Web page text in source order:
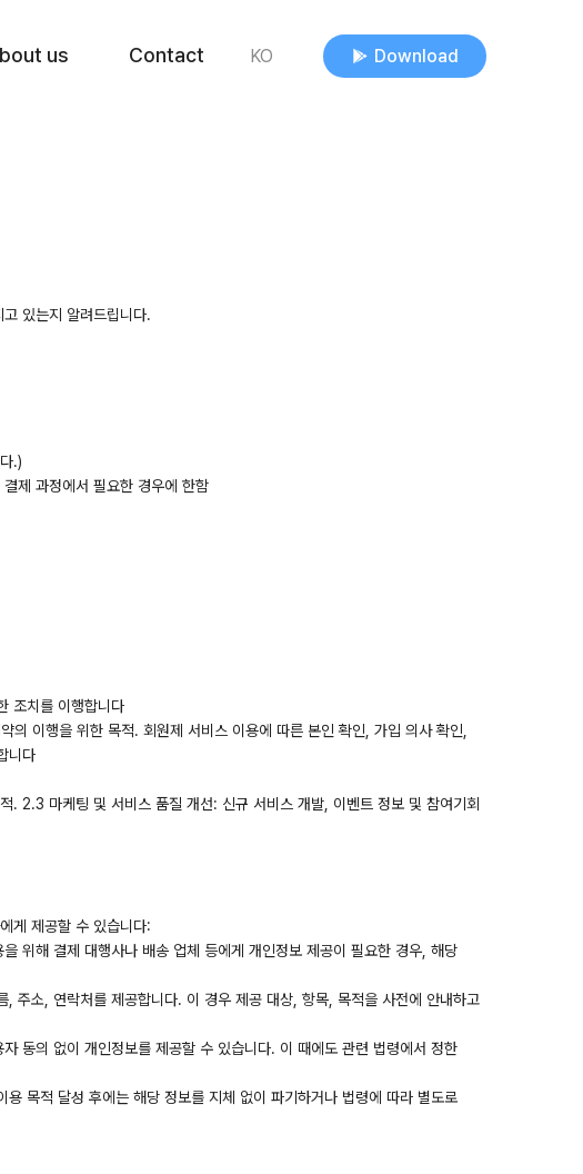
us Contact KO Download
있는지 알려드립니다.
.)
제 과정에서 필요한 경우에 한함
조치를 이행합니다
이행을 위한 목적. 회원제 서비스 이용에 따른 본인 확인, 가입 의사 확인,
니다
2.3 마케팅 및 서비스 품질 개선: 신규 서비스 개발, 이벤트 정보 및 참여기회
게 제공할 수 있습니다:
위해 결제 대행사나 배송 업체 등에게 개인정보 제공이 필요한 경우, 해당
주소, 연락처를 제공합니다. 이 경우 제공 대상, 항목, 목적을 사전에 안내하고
동의 없이 개인정보를 제공할 수 있습니다. 이 때에도 관련 법령에서 정한
목적 달성 후에는 해당 정보를 지체 없이 파기하거나 법령에 따라 별도로